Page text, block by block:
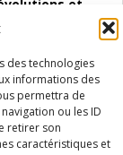
des technologies
informations des
permettra de
ou les ID
retirer son
caractéristiques et
et
(SAACE)